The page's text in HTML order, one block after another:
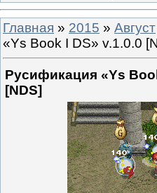
Главная » 2015 » Август
«Ys Book I DS» v.1.0.0
Русификация «Ys
[NDS]